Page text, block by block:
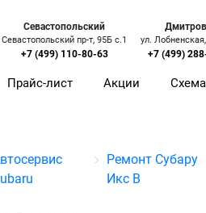
Севастопольский
Севастопольский пр-т, 95Б с.1
+7 (499) 110-80-63
ул.
+7 (499)
Прайс-лист Акции
Ремонт Субару
Икс В